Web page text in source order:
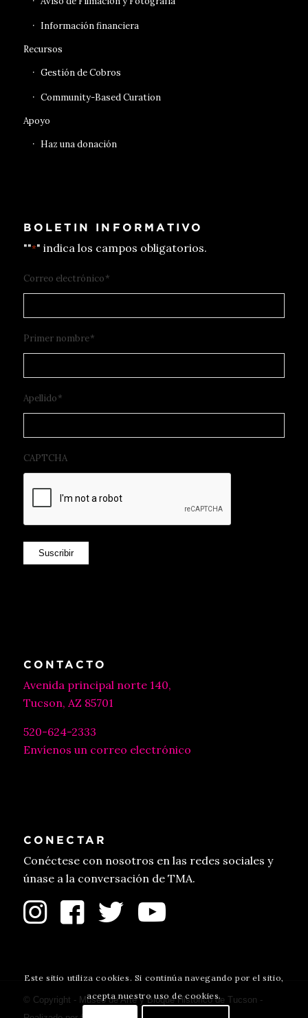
Información financiera
Recursos
Gestión de Cobros
Community-Based Curation
Apoyo
Haz una donación
BOLETIN INFORMATIVO
""*" indica los campos obligatorios.
Correo electrónico*
Primer nombre*
Apellido*
CAPTCHA
Suscribir
CONTACTO
Avenida principal norte 140,
Tucson, AZ 85701
520-624-2333
Envíenos un correo electrónico
CONECTAR
Conéctese con nosotros en las redes sociales y
únase a la conversación de TMA.
© Copyright - Museo de Arte y Bloque Histórico de Tucson -
Este sitio utiliza cookies. Si continúa navegando por el sitio,
acepta nuestro uso de cookies.